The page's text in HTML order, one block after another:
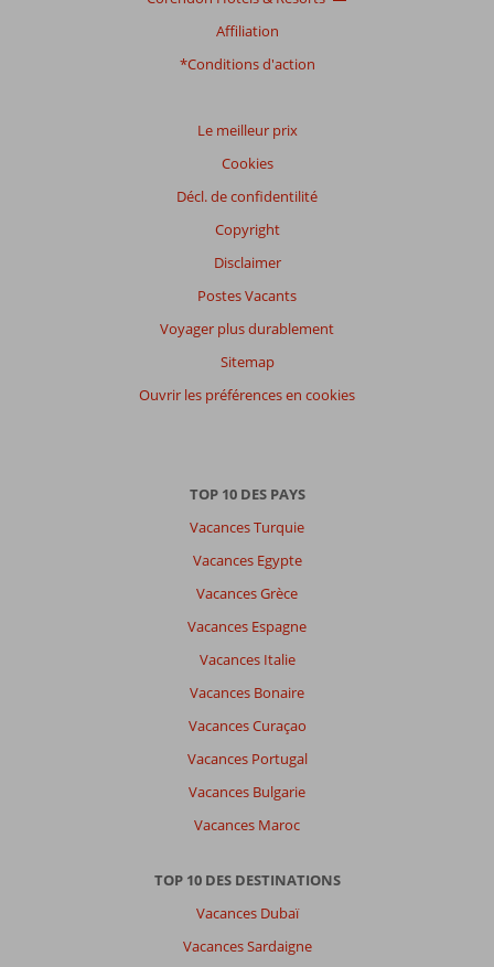
Affiliation
*Conditions d'action
Le meilleur prix
Cookies
Décl. de confidentilité
Copyright
Disclaimer
Postes Vacants
Voyager plus durablement
Sitemap
Ouvrir les préférences en cookies
TOP 10 DES PAYS
Vacances Turquie
Vacances Egypte
Vacances Grèce
Vacances Espagne
Vacances Italie
Vacances Bonaire
Vacances Curaçao
Vacances Portugal
Vacances Bulgarie
Vacances Maroc
TOP 10 DES DESTINATIONS
Vacances Dubaï
Vacances Sardaigne